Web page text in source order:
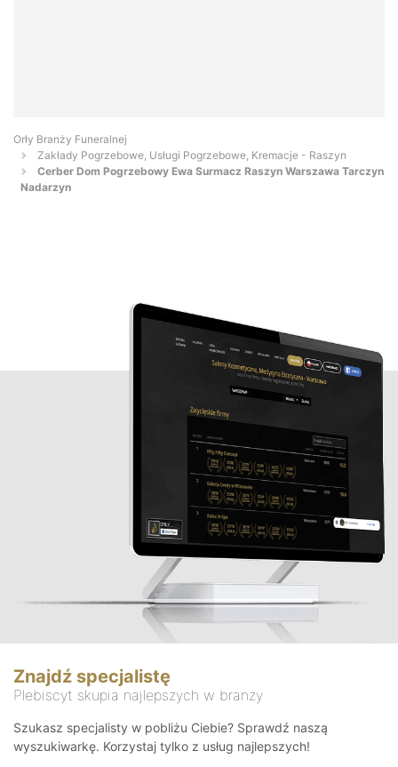
Orły Branży Funeralnej
Zakłady Pogrzebowe, Usługi Pogrzebowe, Kremacje - Raszyn
Cerber Dom Pogrzebowy Ewa Surmacz Raszyn Warszawa Tarczyn
Nadarzyn
Znajdź specjalistę
Plebiscyt skupia najlepszych w branży
Szukasz specjalisty w pobliżu Ciebie? Sprawdź naszą
wyszukiwarkę. Korzystaj tylko z usług najlepszych!